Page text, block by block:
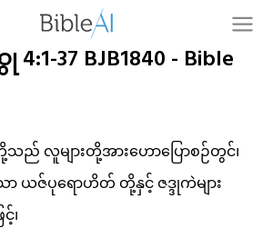
37 BJB1840 - Bible
လူများတို့အားဟောပြောစဉ်တွင်၊
ာ ယဇ်ပုရောဟိတ် တို့နှင့် ဇဒ္ဒုကဲများ
၊